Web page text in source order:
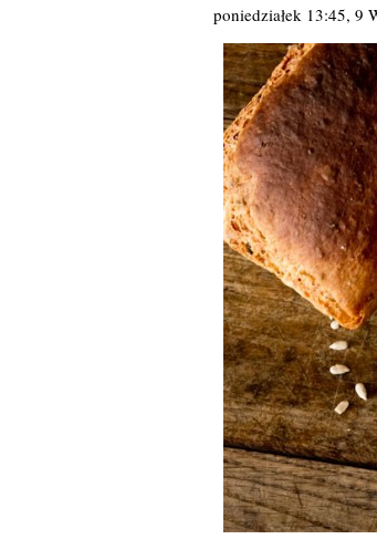
poniedziałek 13:45, 9